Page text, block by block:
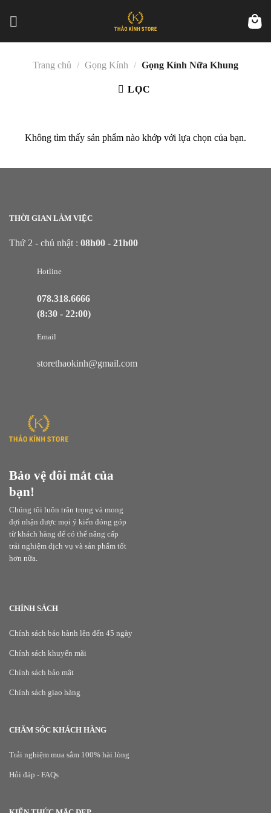
Trang chủ / Gọng Kính / Gọng Kính Nữa Khung
LỌC
Không tìm thấy sản phẩm nào khớp với lựa chọn của bạn.
Bảo vệ đôi mắt của
bạn!
Chúng tôi luôn trân trọng và mong
đợi nhận được mọi ý kiến đóng góp
từ khách hàng để có thể nâng cấp
trải nghiệm dịch vụ và sản phẩm tốt
hơn nữa.
THỜI GIAN LÀM VIỆC
Thứ 2 - chủ nhật : 08h00 - 21h00
Hotline
078.318.6666
(8:30 - 22:00)
Email
storethaokinh@gmail.com
CHÍNH SÁCH
Chính sách bảo hành lên đến 45 ngày
Chính sách khuyến mãi
Chính sách bảo mật
Chính sách giao hàng
CHĂM SÓC KHÁCH HÀNG
Trải nghiệm mua sắm 100% hài lòng
Hỏi đáp - FAQs